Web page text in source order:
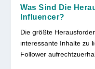
Was Sind Die
Influencer?
Die größte
interessante Inhalte zu
Follower